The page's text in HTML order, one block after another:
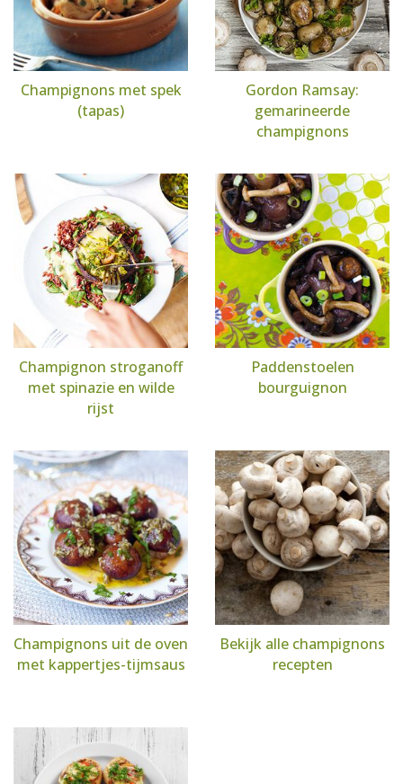
Champignons met spek
(tapas)
Gordon Ramsay:
gemarineerde
champignons
Champignon stroganoff
met spinazie en wilde
rijst
Paddenstoelen
bourguignon
Champignons uit de oven
met kappertjes-tijmsaus
Bekijk alle champignons
recepten